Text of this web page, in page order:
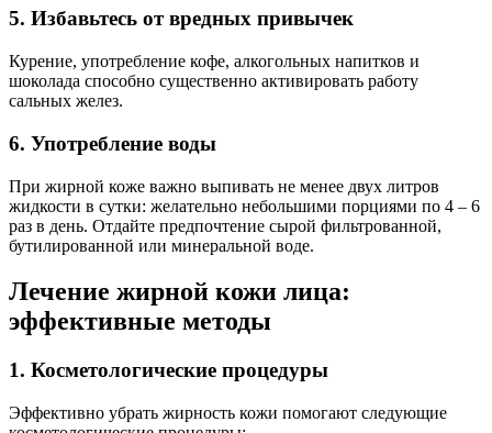
5. Избавьтесь от вредных привычек
Курение, употребление кофе, алкогольных напитков и
шоколада способно существенно активировать работу
сальных желез.
6. Употребление воды
При жирной коже важно выпивать не менее двух литров
жидкости в сутки: желательно небольшими порциями по 4 – 6
раз в день. Отдайте предпочтение сырой фильтрованной,
бутилированной или минеральной воде.
Лечение жирной кожи лица:
эффективные методы
1. Косметологические процедуры
Эффективно убрать жирность кожи помогают следующие